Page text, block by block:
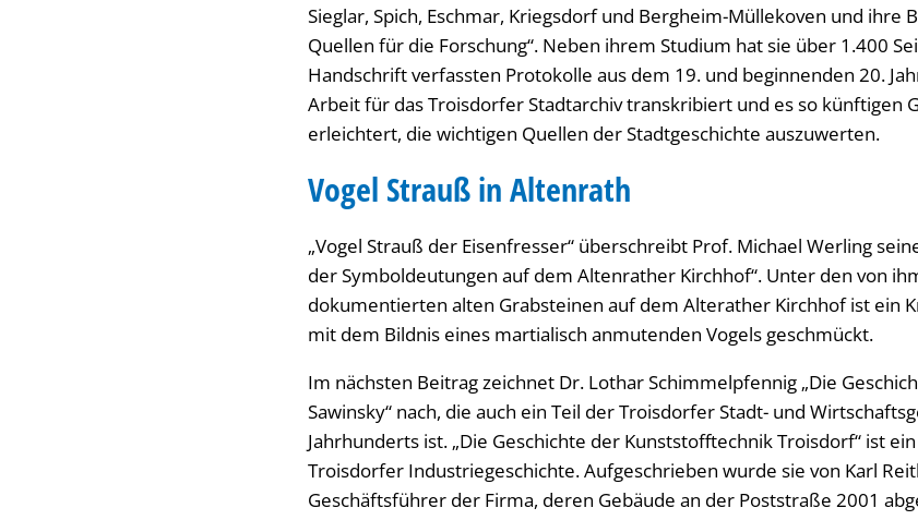
Sieglar, Spich, Eschmar, Kriegsdorf und Bergheim-Müllekoven und ihre
Quellen für die Forschung“. Neben ihrem Studium hat sie über 1.400
Handschrift verfassten Protokolle aus dem 19. und beginnenden 20.
Arbeit für das Troisdorfer Stadtarchiv transkribiert und es so künftigen
erleichtert, die wichtigen Quellen der Stadtgeschichte auszuwerten.
Vogel Strauß in Altenrath
„Vogel Strauß der Eisenfresser“ überschreibt Prof. Michael Werling
der Symboldeutungen auf dem Altenrather Kirchhof“. Unter den von
dokumentierten alten Grabsteinen auf dem Alterather Kirchhof ist ein
mit dem Bildnis eines martialisch anmutenden Vogels geschmückt.
Im nächsten Beitrag zeichnet Dr. Lothar Schimmelpfennig „Die
Sawinsky“ nach, die auch ein Teil der Troisdorfer Stadt- und
Jahrhunderts ist. „Die Geschichte der Kunststofftechnik Troisdorf“ ist
Troisdorfer Industriegeschichte. Aufgeschrieben wurde sie von Karl
Geschäftsführer der Firma, deren Gebäude an der Poststraße 2001